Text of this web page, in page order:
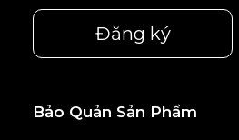
Bảo Quản Sản Phẩm